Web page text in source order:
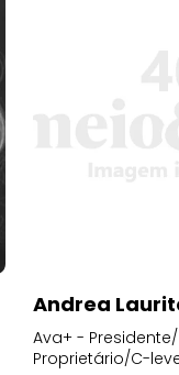
Andrea
Ava+ -
Proprietário/C-